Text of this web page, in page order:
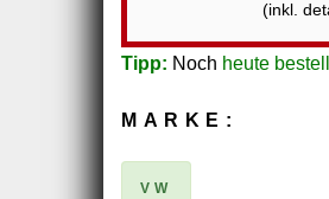
(inkl.
Tipp: Noch heute
MARKE:
VW